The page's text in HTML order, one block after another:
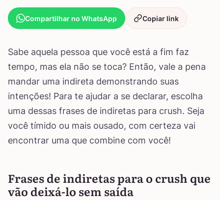
Compartilhar no WhatsApp Copiar link
Sabe aquela pessoa que você está a fim faz
tempo, mas ela não se toca? Então, vale a pena
mandar uma indireta demonstrando suas
intenções! Para te ajudar a se declarar, escolha
uma dessas frases de indiretas para crush. Seja
você tímido ou mais ousado, com certeza vai
encontrar uma que combine com você!
Frases de indiretas para o crush que
vão deixá-lo sem saída